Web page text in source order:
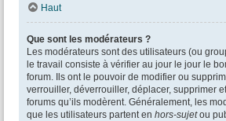
Haut
Que sont les modérateurs ?
Les modérateurs sont des utilisateurs (ou
le travail consiste à vérifier au jour le jour le
forum. Ils ont le pouvoir de modifier ou
verrouiller, déverrouiller, déplacer, supprimer
forums qu’ils modèrent. Généralement, les
que les utilisateurs partent en hors-sujetou